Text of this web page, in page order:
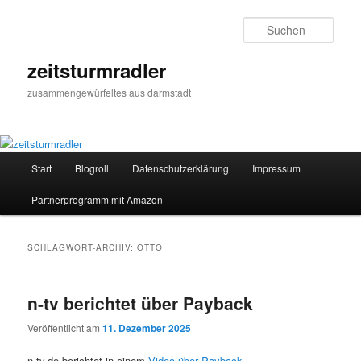
zeitsturmradler
zusammengewürfeltes aus darmstadt
Start Blogroll Datenschutzerklärung Impressum
Partnerprogramm mit Amazon
SCHLAGWORT-ARCHIV:OTTO
n-tv berichtet über Payback
Veröffentlicht am11. Dezember 2025